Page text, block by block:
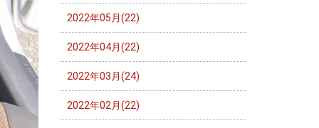
2022年05月(22)
2022年04月(22)
2022年03月(24)
2022年02月(22)